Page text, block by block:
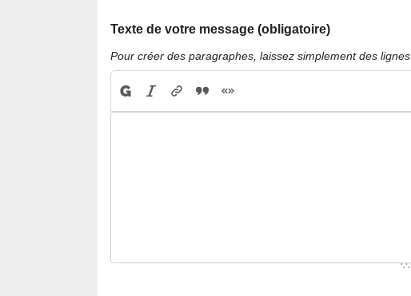
Texte de votre message (obligatoire)
Pour créer des paragraphes, laissez simplement des